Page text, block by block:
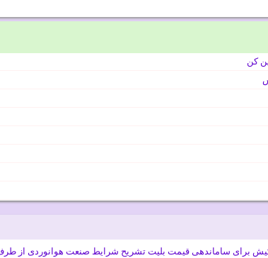
کن
برای ساماندهی قیمت بلیت تشریح شرایط صنعت هوانوردی از